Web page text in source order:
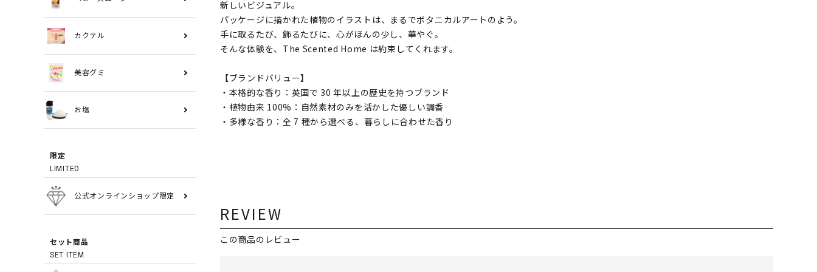
カクテル
美容グミ
お塩
限定
LIMITED
公式オンラインショップ限定
セット商品
SET ITEM
新しいビジュアル。
パッケージに描かれた植物のイラストは、まるでボタニカルアートのよう。
手に取るたび、飾るたびに、心がほんの少し、華やぐ。
そんな体験を、The Scented Home は約束してくれます。
【ブランドバリュー】
・本格的な香り：英国で 30 年以上の歴史を持つブランド
・植物由来 100%：自然素材のみを活かした優しい調香
・多様な香り：全 7 種から選べる、暮らしに合わせた香り
REVIEW
この商品のレビュー